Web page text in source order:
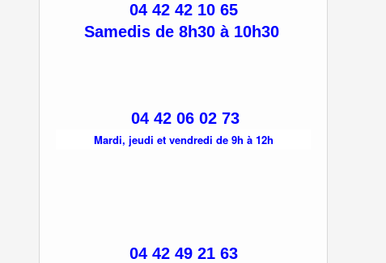
04 42 42 10 65
Samedis de 8h30 à 10h30
04 42 06 02 73
Mardi, jeudi et vendredi de 9h à 12h
04 42 49 21 63